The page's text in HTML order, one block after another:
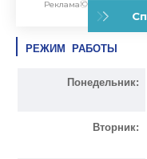
РЕЖИМ РАБОТЫ
Понедельник:
Вторник: